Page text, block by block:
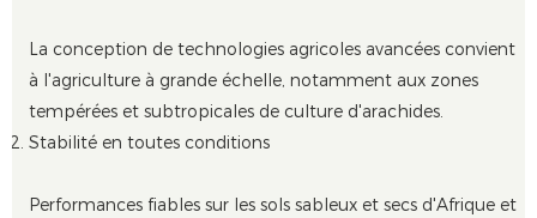
La conception de technologies agricoles avancées convient
à l'agriculture à grande échelle, notamment aux zones
tempérées et subtropicales de culture d'arachides.
Stabilité en toutes conditions
Performances fiables sur les sols sableux et secs d'Afrique et